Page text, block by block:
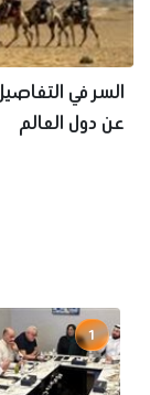
السر في
عن دول العالم
1